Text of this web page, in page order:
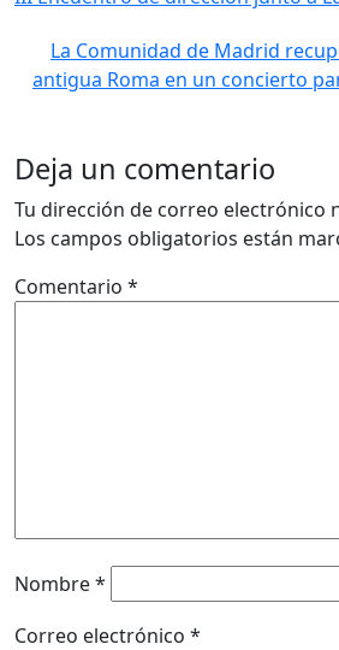
La Comunidad de Madrid
antigua Roma en un concierto
Deja un comentario
Tu dirección de correo electrónico
Los campos obligatorios están
Comentario *
Nombre*
Correo electrónico *